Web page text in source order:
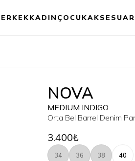
ERKEKKADIN ÇOCUKAKSESUAR
NOVA
MEDIUM INDIGO
Orta Bel Barrel Denim
3.400₺
34 36 38 40